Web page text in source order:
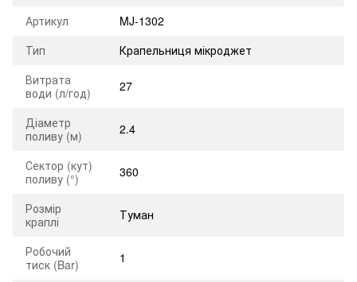
Артикул
MJ-1302
Тип
Крапельниця мікроджет
Витрата
води (л/год)
27
Діаметр
поливу (м)
2.4
Сектор (кут)
поливу (°)
360
Розмір
краплі
Туман
Робочий
тиск (Bar)
1